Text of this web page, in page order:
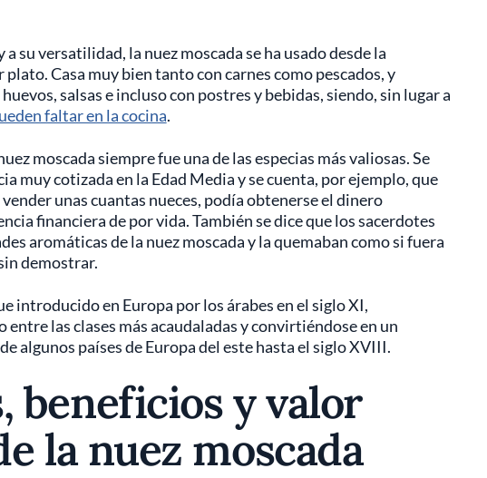
su versatilidad, la nuez moscada se ha usado desde la
Casa muy bien tanto con carnes como pescados, y
salsas e incluso con postres y bebidas, siendo, sin lugar a
faltar en la cocina.
moscada siempre fue una de las especias más valiosas. Se
muy cotizada en la Edad Media y se cuenta, por ejemplo, que
unas cuantas nueces, podía obtenerse el dinero
financiera de por vida. También se dice que los sacerdotes
aromáticas de la nuez moscada y la quemaban como si fuera
demostrar.
introducido en Europa por los árabes en el siglo XI,
las clases más acaudaladas y convirtiéndose en un
algunos países de Europa del este hasta el siglo XVIII.
beneficios y valor
la nuez moscada